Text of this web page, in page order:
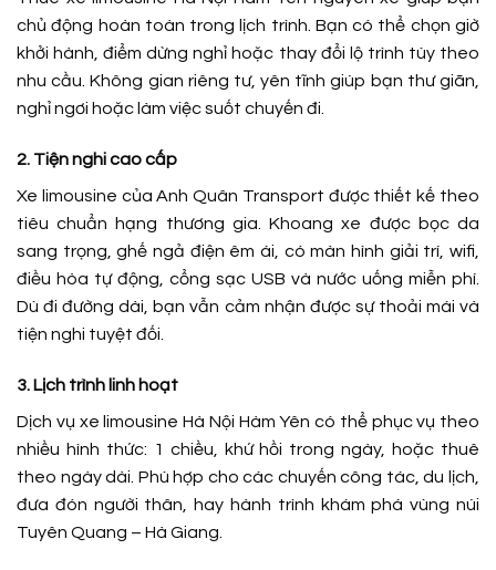
chủ động hoàn toàn trong lịch trình. Bạn có thể chọn giờ
khởi hành, điểm dừng nghỉ hoặc thay đổi lộ trình tùy theo
nhu cầu. Không gian riêng tư, yên tĩnh giúp bạn thư giãn,
nghỉ ngơi hoặc làm việc suốt chuyến đi.
2. Tiện nghi cao cấp
Xe limousine của Anh Quân Transport được thiết kế theo
tiêu chuẩn hạng thương gia. Khoang xe được bọc da
sang trọng, ghế ngả điện êm ái, có màn hình giải trí, wifi,
điều hòa tự động, cổng sạc USB và nước uống miễn phí.
Dù đi đường dài, bạn vẫn cảm nhận được sự thoải mái và
tiện nghi tuyệt đối.
3. Lịch trình linh hoạt
Dịch vụ xe limousine Hà Nội Hàm Yên có thể phục vụ theo
nhiều hình thức: 1 chiều, khứ hồi trong ngày, hoặc thuê
theo ngày dài. Phù hợp cho các chuyến công tác, du lịch,
đưa đón người thân, hay hành trình khám phá vùng núi
Tuyên Quang – Hà Giang.